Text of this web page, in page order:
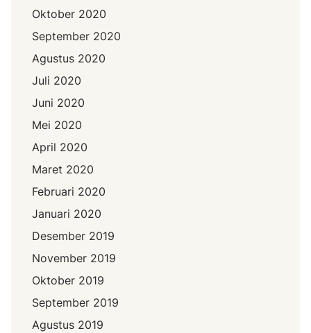
Oktober 2020
September 2020
Agustus 2020
Juli 2020
Juni 2020
Mei 2020
April 2020
Maret 2020
Februari 2020
Januari 2020
Desember 2019
November 2019
Oktober 2019
September 2019
Agustus 2019